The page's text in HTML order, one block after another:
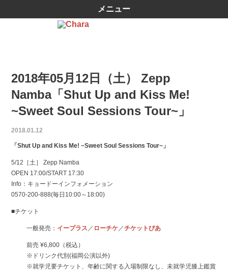
メニュー
2018年05月12日（土） Zepp
Namba「Shut Up and Kiss Me!
~Sweet Soul Sessions Tour~」
2018.01.12
「Shut Up and Kiss Me! ~Sweet Soul Sessions Tour~」
5/12［土］ Zepp Namba
OPEN 17:00/START 17:30
Info：キョードーインフォメーション
0570-200-888(毎日10:00～18:00)
■チケット
一般発売： イープラス ／ ローチケ／チケットぴあ
前売 ¥6,800（税込）
※ドリンク代別(福岡公演以外)
※就学児要チケット、年齢に関する入場制限なし、未就学児膝上鑑賞